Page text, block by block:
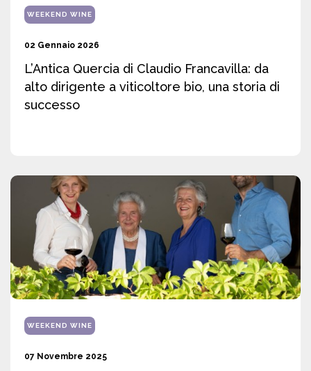
WEEKEND WINE
02 Gennaio 2026
L’Antica Quercia di Claudio Francavilla: da
alto dirigente a viticoltore bio, una storia di
successo
WEEKEND WINE
07 Novembre 2025